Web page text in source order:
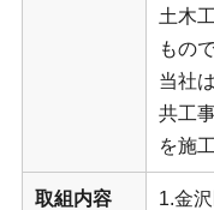
土木
もの
当社
共工
を施
取組内容
1.金